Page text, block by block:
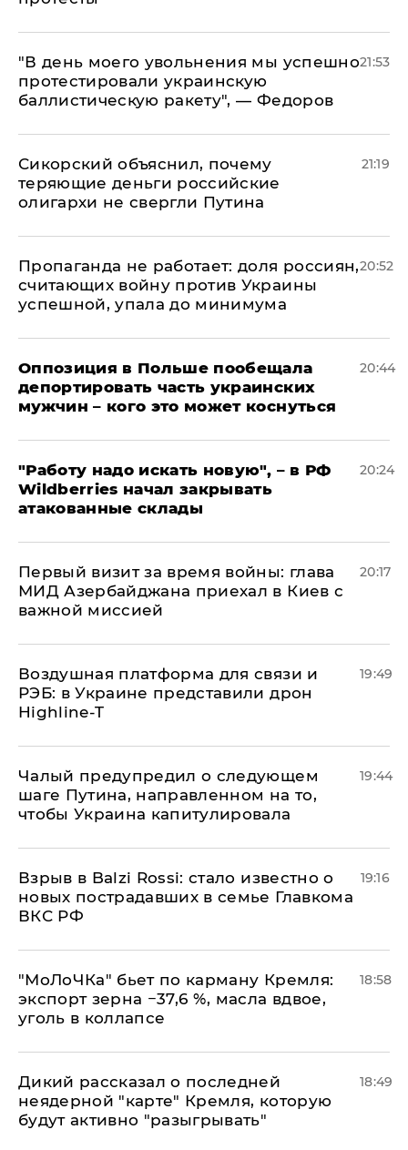
​"В день моего увольнения мы успешно
протестировали украинскую
баллистическую ракету", — Федоров
21:53
Сикорский объяснил, почему
теряющие деньги российские
олигархи не свергли Путина
21:19
​Пропаганда не работает: доля россиян,
считающих войну против Украины
успешной, упала до минимума
20:52
Оппозиция в Польше пообещала
депортировать часть украинских
мужчин – кого это может коснуться
20:44
"Работу надо искать новую", – в РФ
Wildberries начал закрывать
атакованные склады
20:24
Первый визит за время войны: глава
МИД Азербайджана приехал в Киев с
важной миссией
20:17
Воздушная платформа для связи и
РЭБ: в Украине представили дрон
Highline-T
19:49
Чалый предупредил о следующем
шаге Путина, направленном на то,
чтобы Украина капитулировала
19:44
Взрыв в Balzi Rossi: стало известно о
новых пострадавших в семье Главкома
ВКС РФ
19:16
​"МоЛоЧКа" бьет по карману Кремля:
экспорт зерна −37,6 %, масла вдвое,
уголь в коллапсе
18:58
Дикий рассказал о последней
неядерной "карте" Кремля, которую
будут активно "разыгрывать"
18:49